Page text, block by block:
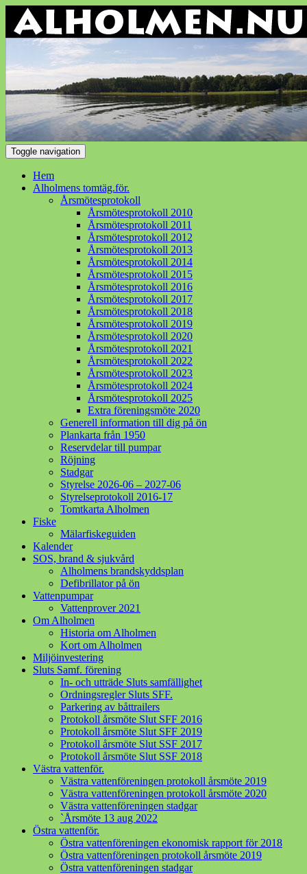
Toggle navigation
Hem
Alholmens tomtäg.för.
Årsmötesprotokoll
Årsmötesprotokoll 2010
Årsmötesprotokoll 2011
Årsmötesprotokoll 2012
Årsmötesprotokoll 2013
Årsmötesprotokoll 2014
Årsmötesprotokoll 2015
Årsmötesprotokoll 2016
Årsmötesprotokoll 2017
Årsmötesprotokoll 2018
Årsmötesprotokoll 2019
Årsmötesprotokoll 2020
Årsmötesprotokoll 2021
Årsmötesprotokoll 2022
Årsmötesprotokoll 2023
Årsmötesprotokoll 2024
Årsmötesprotokoll 2025
Extra föreningsmöte 2020
Generell information till dig på ön
Plankarta från 1950
Reservdelar till pumpar
Röjning
Stadgar
Styrelse 2026-06 – 2027-06
Styrelseprotokoll 2016-17
Tomtkarta Alholmen
Fiske
Mälarfiskeguiden
Kalender
SOS, brand & sjukvård
Alholmens brandskyddsplan
Defibrillator på ön
Vattenpumpar
Vattenprover 2021
Om Alholmen
Historia om Alholmen
Kort om Alholmen
Miljöinvestering
Sluts Samf. förening
In- och utträde Sluts samfällighet
Ordningsregler Sluts SFF.
Parkering av båttrailers
Protokoll årsmöte Slut SFF 2016
Protokoll årsmöte Slut SFF 2019
Protokoll årsmöte Slut SSF 2017
Protokoll årsmöte Slut SSF 2018
Västra vattenför.
Västra vattenföreningen protokoll årsmöte 2019
Västra vattenföreningen protokoll årsmöte 2020
Västra vattenföreningen stadgar
`Årsmöte 13 aug 2022
Östra vattenför.
Östra vattenföreningen ekonomisk rapport för 2018
Östra vattenföreningen protokoll årsmöte 2019
Östra vattenföreningen stadgar